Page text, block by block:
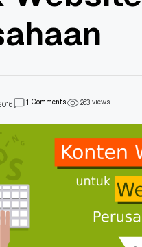
1 Comments 263views